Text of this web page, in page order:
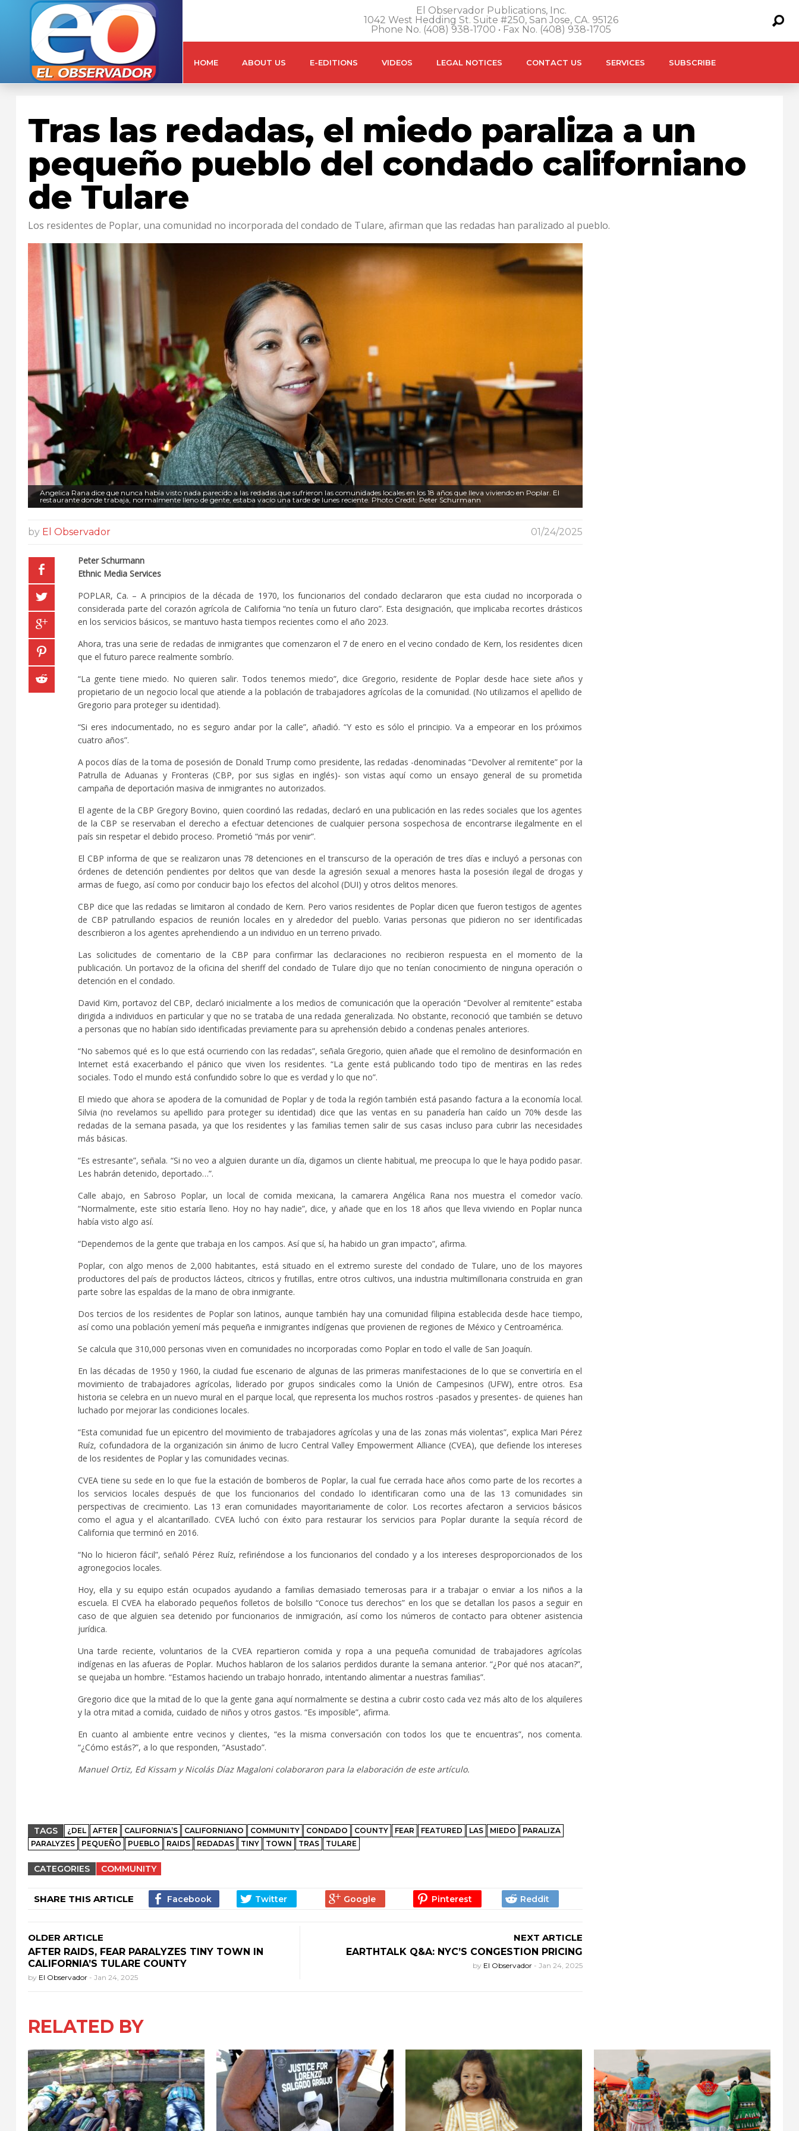
El Observador Publications, Inc.
1042 West Hedding St. Suite #250, San Jose, CA. 95126
Phone No. (408) 938-1700 • Fax No. (408) 938-1705
HOME ABOUT US E-EDITIONS VIDEOS LEGAL NOTICES CONTACT US SERVICES SUBSCRIBE
Tras las redadas, el miedo paraliza a un
pequeño pueblo del condado californiano
de Tulare
Los residentes de Poplar, una comunidad no incorporada del condado de Tulare, afirman que las redadas han paralizado al pueblo.
Angelica Rana dice que nunca había visto nada parecido a las redadas que sufrieron las comunidades locales en los 18 años que lleva viviendo en Poplar. El
restaurante donde trabaja, normalmente lleno de gente, estaba vacío una tarde de lunes reciente. Photo Credit: Peter Schurmann
by El Observador 01/24/2025
Peter Schurmann
Ethnic Media Services
POPLAR, Ca. – A principios de la década de 1970, los funcionarios del condado declararon que esta ciudad no incorporada o
considerada parte del corazón agrícola de California “no tenía un futuro claro”. Esta designación, que implicaba recortes drásticos
en los servicios básicos, se mantuvo hasta tiempos recientes como el año 2023.
Ahora, tras una serie de redadas de inmigrantes que comenzaron el 7 de enero en el vecino condado de Kern, los residentes dicen
que el futuro parece realmente sombrío.
“La gente tiene miedo. No quieren salir. Todos tenemos miedo”, dice Gregorio, residente de Poplar desde hace siete años y
propietario de un negocio local que atiende a la población de trabajadores agrícolas de la comunidad. (No utilizamos el apellido de
Gregorio para proteger su identidad).
“Si eres indocumentado, no es seguro andar por la calle”, añadió. “Y esto es sólo el principio. Va a empeorar en los próximos
cuatro años”.
A pocos días de la toma de posesión de Donald Trump como presidente, las redadas -denominadas “Devolver al remitente” por la
Patrulla de Aduanas y Fronteras (CBP, por sus siglas en inglés)- son vistas aquí como un ensayo general de su prometida
campaña de deportación masiva de inmigrantes no autorizados.
El agente de la CBP Gregory Bovino, quien coordinó las redadas, declaró en una publicación en las redes sociales que los agentes
de la CBP se reservaban el derecho a efectuar detenciones de cualquier persona sospechosa de encontrarse ilegalmente en el
país sin respetar el debido proceso. Prometió “más por venir”.
El CBP informa de que se realizaron unas 78 detenciones en el transcurso de la operación de tres días e incluyó a personas con
órdenes de detención pendientes por delitos que van desde la agresión sexual a menores hasta la posesión ilegal de drogas y
armas de fuego, así como por conducir bajo los efectos del alcohol (DUI) y otros delitos menores.
CBP dice que las redadas se limitaron al condado de Kern. Pero varios residentes de Poplar dicen que fueron testigos de agentes
de CBP patrullando espacios de reunión locales en y alrededor del pueblo. Varias personas que pidieron no ser identificadas
describieron a los agentes aprehendiendo a un individuo en un terreno privado.
Las solicitudes de comentario de la CBP para confirmar las declaraciones no recibieron respuesta en el momento de la
publicación. Un portavoz de la oficina del sheriff del condado de Tulare dijo que no tenían conocimiento de ninguna operación o
detención en el condado.
David Kim, portavoz del CBP, declaró inicialmente a los medios de comunicación que la operación “Devolver al remitente” estaba
dirigida a individuos en particular y que no se trataba de una redada generalizada. No obstante, reconoció que también se detuvo
a personas que no habían sido identificadas previamente para su aprehensión debido a condenas penales anteriores.
“No sabemos qué es lo que está ocurriendo con las redadas”, señala Gregorio, quien añade que el remolino de desinformación en
Internet está exacerbando el pánico que viven los residentes. “La gente está publicando todo tipo de mentiras en las redes
sociales. Todo el mundo está confundido sobre lo que es verdad y lo que no”.
El miedo que ahora se apodera de la comunidad de Poplar y de toda la región también está pasando factura a la economía local.
Silvia (no revelamos su apellido para proteger su identidad) dice que las ventas en su panadería han caído un 70% desde las
redadas de la semana pasada, ya que los residentes y las familias temen salir de sus casas incluso para cubrir las necesidades
más básicas.
“Es estresante”, señala. “Si no veo a alguien durante un día, digamos un cliente habitual, me preocupa lo que le haya podido pasar.
Les habrán detenido, deportado…”.
Calle abajo, en Sabroso Poplar, un local de comida mexicana, la camarera Angélica Rana nos muestra el comedor vacío.
“Normalmente, este sitio estaría lleno. Hoy no hay nadie”, dice, y añade que en los 18 años que lleva viviendo en Poplar nunca
había visto algo así.
“Dependemos de la gente que trabaja en los campos. Así que sí, ha habido un gran impacto”, afirma.
Poplar, con algo menos de 2,000 habitantes, está situado en el extremo sureste del condado de Tulare, uno de los mayores
productores del país de productos lácteos, cítricos y frutillas, entre otros cultivos, una industria multimillonaria construida en gran
parte sobre las espaldas de la mano de obra inmigrante.
Dos tercios de los residentes de Poplar son latinos, aunque también hay una comunidad filipina establecida desde hace tiempo,
así como una población yemení más pequeña e inmigrantes indígenas que provienen de regiones de México y Centroamérica.
Se calcula que 310,000 personas viven en comunidades no incorporadas como Poplar en todo el valle de San Joaquín.
En las décadas de 1950 y 1960, la ciudad fue escenario de algunas de las primeras manifestaciones de lo que se convertiría en el
movimiento de trabajadores agrícolas, liderado por grupos sindicales como la Unión de Campesinos (UFW), entre otros. Esa
historia se celebra en un nuevo mural en el parque local, que representa los muchos rostros -pasados y presentes- de quienes han
luchado por mejorar las condiciones locales.
“Esta comunidad fue un epicentro del movimiento de trabajadores agrícolas y una de las zonas más violentas”, explica Mari Pérez
Ruíz, cofundadora de la organización sin ánimo de lucro Central Valley Empowerment Alliance (CVEA), que defiende los intereses
de los residentes de Poplar y las comunidades vecinas.
CVEA tiene su sede en lo que fue la estación de bomberos de Poplar, la cual fue cerrada hace años como parte de los recortes a
los servicios locales después de que los funcionarios del condado lo identificaran como una de las 13 comunidades sin
perspectivas de crecimiento. Las 13 eran comunidades mayoritariamente de color. Los recortes afectaron a servicios básicos
como el agua y el alcantarillado. CVEA luchó con éxito para restaurar los servicios para Poplar durante la sequía récord de
California que terminó en 2016.
“No lo hicieron fácil”, señaló Pérez Ruíz, refiriéndose a los funcionarios del condado y a los intereses desproporcionados de los
agronegocios locales.
Hoy, ella y su equipo están ocupados ayudando a familias demasiado temerosas para ir a trabajar o enviar a los niños a la
escuela. El CVEA ha elaborado pequeños folletos de bolsillo “Conoce tus derechos” en los que se detallan los pasos a seguir en
caso de que alguien sea detenido por funcionarios de inmigración, así como los números de contacto para obtener asistencia
jurídica.
Una tarde reciente, voluntarios de la CVEA repartieron comida y ropa a una pequeña comunidad de trabajadores agrícolas
indígenas en las afueras de Poplar. Muchos hablaron de los salarios perdidos durante la semana anterior. “¿Por qué nos atacan?”,
se quejaba un hombre. “Estamos haciendo un trabajo honrado, intentando alimentar a nuestras familias”.
Gregorio dice que la mitad de lo que la gente gana aquí normalmente se destina a cubrir costo cada vez más alto de los alquileres
y la otra mitad a comida, cuidado de niños y otros gastos. “Es imposible”, afirma.
En cuanto al ambiente entre vecinos y clientes, “es la misma conversación con todos los que te encuentras”, nos comenta.
“¿Cómo estás?”, a lo que responden, “Asustado”.
Manuel Ortiz, Ed Kissam y Nicolás Díaz Magaloni colaboraron para la elaboración de este artículo.
TAGS ¿DEL AFTER CALIFORNIA’S CALIFORNIANO COMMUNITY CONDADO COUNTY FEAR FEATURED LAS MIEDO
PARALIZA
PARALYZES
PEQUEÑO PUEBLO RAIDS REDADAS TINY TOWN TRAS TULARE
CATEGORIES COMMUNITY
SHARE THIS ARTICLE
OLDER ARTICLE
AFTER RAIDS, FEAR PARALYZES TINY TOWN IN
CALIFORNIA’S TULARE COUNTY
by El Observador - Jan 24, 2025
NEXT ARTICLE
EARTHTALK Q&A: NYC’S CONGESTION PRICING
by El Observador - Jan 24, 2025
RELATED BY